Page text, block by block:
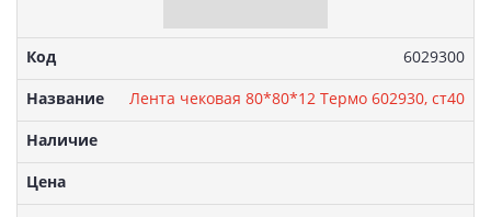
Артикул:
6029300
Лента чековая 80*80*12 Термо 602930, ст40